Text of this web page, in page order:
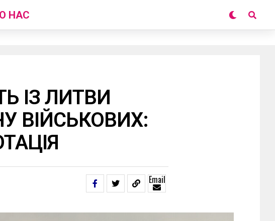
НАС
ІЗ ЛИТВИ
ВІЙСЬКОВИХ:
Email